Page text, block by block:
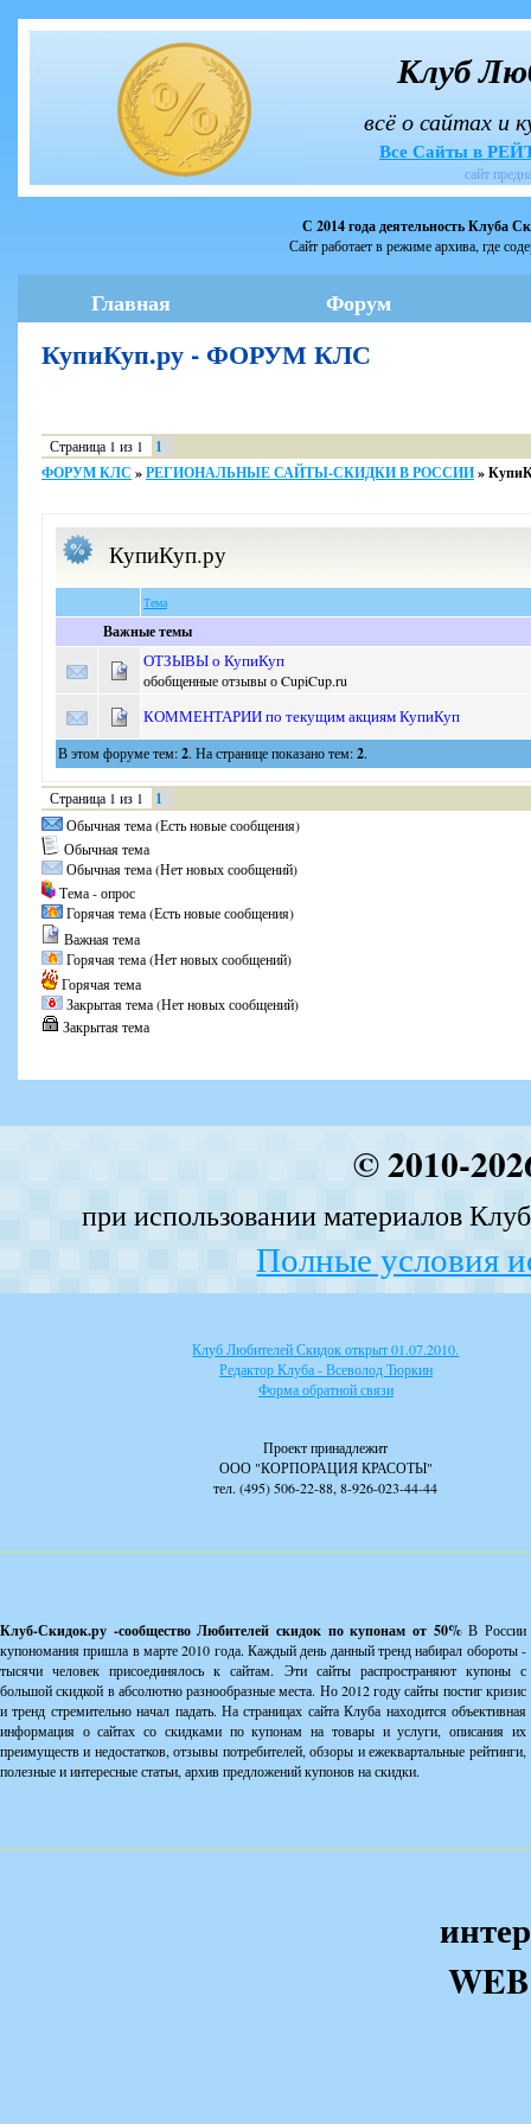
Клуб
всё о сайтах и
Все Сайты в
сайт
С 2014 года деятельность Клуба
Сайт работает в режиме архива, где
Главная Форум
КупиКуп.ру - ФОРУМ КЛС
Страница 1 из 1
1
ФОРУМ КЛС »РЕГИОНАЛЬНЫЕ САЙТЫ-СКИДКИ В РОССИИ»
КупиКуп.ру
Тема
Важные темы
ОТЗЫВЫ о КупиКуп
обобщенные отзывы о CupiCup.ru
КОММЕНТАРИИ по текущим акциям КупиКуп
В этом форуме тем:2. На странице показано тем:2.
Страница 1 из 1 1
Обычная тема (Есть новые сообщения)
Обычная тема
Обычная тема (Нет новых сообщений)
Тема - опрос
Горячая тема (Есть новые сообщения)
Важная тема
Горячая тема (Нет новых сообщений)
Горячая тема
Закрытая тема (Нет новых сообщений)
Закрытая тема
© 2010-
при использовании материалов
Полные условия
Клуб Любителей Скидок открыт 01.07.2010.
Редактор Клуба - Всеволод Тюркин
Форма обратной связи
Проект принадлежит
ООО "КОРПОРАЦИЯ КРАСОТЫ"
тел. (495) 506-22-88, 8-926-023-44-44
Клуб-Скидок.ру -сообщество Любителей скидок по купонам от 50%В России
купономания пришла в марте 2010 года. Каждый день данный тренд набирал обороты -
тысячи человек присоединялось к сайтам. Эти сайты распространяют купоны с
большой скидкой в абсолютно разнообразные места. Но 2012 году сайты постиг кризис
и тренд стремительно начал падать. На страницах сайта Клуба находится объективная
информация о сайтах со скидками по купонам на товары и услуги, описания их
преимуществ и недостатков, отзывы потребителей, обзоры и ежеквартальные рейтинги,
полезные и интересные статьи, архив предложений купонов на скидки.